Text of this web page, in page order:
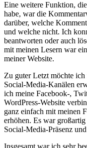
Eine weitere Funktion,
habe, war die
darüber, welche
und welche nicht. Ich
beantworten oder auch
mit meinen Lesern war
meiner Website.
Zu guter Letzt möchte
Social-Media-Kanälen
ich meine Facebook-,
WordPress-Website
ganz einfach mit meinen
erhöhen. Es war
Social-Media-Präsenz